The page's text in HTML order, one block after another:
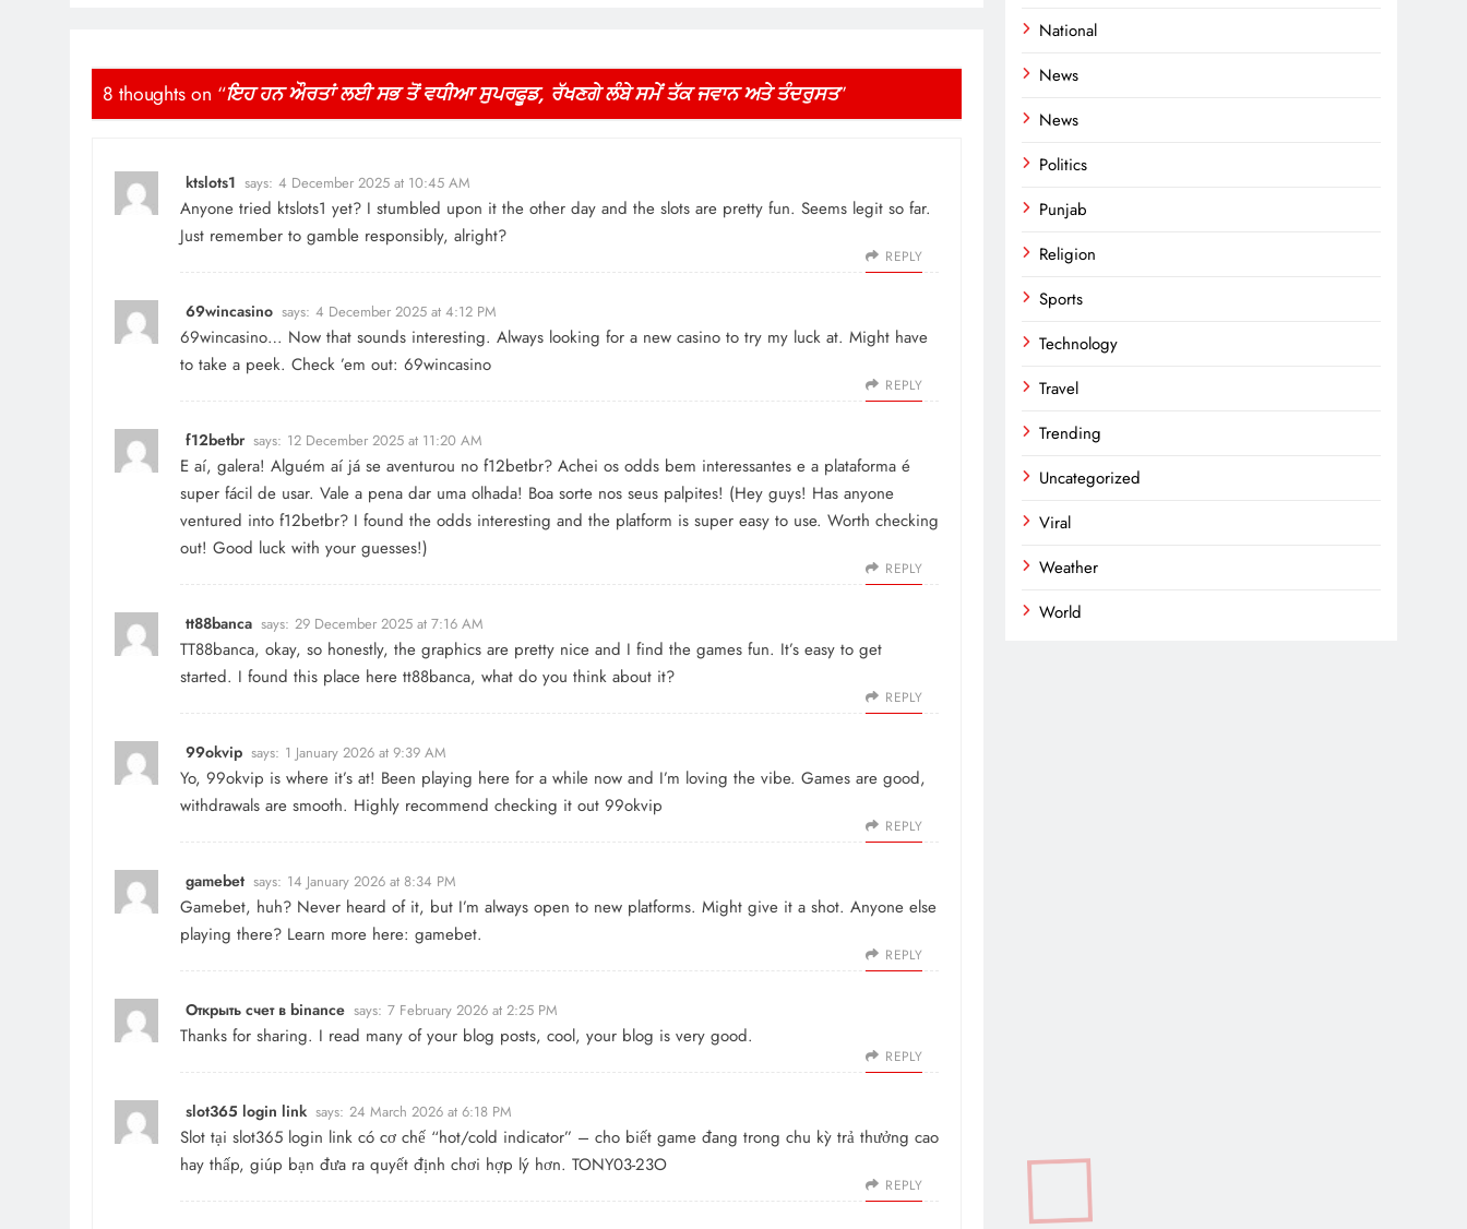
8 thoughts on “ਇਹ ਹਨ ਔਰਤਾਂ ਲਈ ਸਭ ਤੋਂ ਵਧੀਆ ਸੁਪਰਫੂਡ, ਰੱਖਣਗੇ ਲੰਬੇ ਸਮੇਂ ਤੱਕ ਜਵਾਨ ਅਤੇ ਤੰਦਰੁਸਤ”
ktslots1 says: 4 December 2025 at 10:45 AM
Anyone tried ktslots1 yet? I stumbled upon it the other day and the slots are pretty fun. Seems legit so far.
Just remember to gamble responsibly, alright?
REPLY
69wincasino says: 4 December 2025 at 4:12 PM
69wincasino… Now that sounds interesting. Always looking for a new casino to try my luck at. Might have
to take a peek. Check ’em out: 69wincasino
REPLY
f12betbr says: 12 December 2025 at 11:20 AM
E aí, galera! Alguém aí já se aventurou no f12betbr? Achei os odds bem interessantes e a plataforma é
super fácil de usar. Vale a pena dar uma olhada! Boa sorte nos seus palpites! (Hey guys! Has anyone
ventured into f12betbr? I found the odds interesting and the platform is super easy to use. Worth checking
out! Good luck with your guesses!)
REPLY
tt88banca says: 29 December 2025 at 7:16 AM
TT88banca, okay, so honestly, the graphics are pretty nice and I find the games fun. It’s easy to get
started. I found this place here tt88banca, what do you think about it?
REPLY
99okvip says: 1 January 2026 at 9:39 AM
Yo, 99okvip is where it’s at! Been playing here for a while now and I’m loving the vibe. Games are good,
withdrawals are smooth. Highly recommend checking it out 99okvip
REPLY
gamebet says: 14 January 2026 at 8:34 PM
Gamebet, huh? Never heard of it, but I’m always open to new platforms. Might give it a shot. Anyone else
playing there? Learn more here: gamebet.
REPLY
Открыть счет в binance says: 7 February 2026 at 2:25 PM
Thanks for sharing. I read many of your blog posts, cool, your blog is very good.
REPLY
slot365 login link says: 24 March 2026 at 6:18 PM
Slot tại slot365 login link có cơ chế “hot/cold indicator” – cho biết game đang trong chu kỳ trả thưởng cao
hay thấp, giúp bạn đưa ra quyết định chơi hợp lý hơn. TONY03-23O
REPLY
National
News
News
Politics
Punjab
Religion
Sports
Technology
Travel
Trending
Uncategorized
Viral
Weather
World